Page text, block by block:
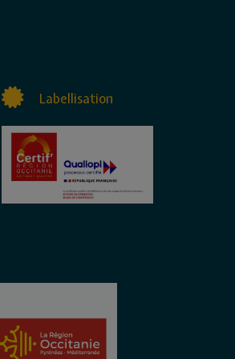
Labellisation